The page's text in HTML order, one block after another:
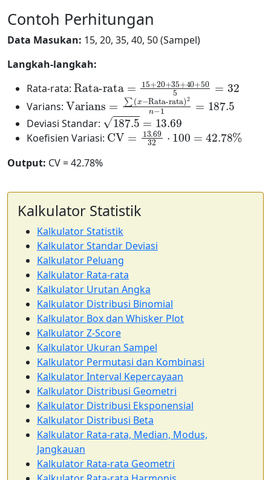
Contoh Perhitungan
Data Masukan: 15, 20, 35, 40, 50 (Sampel)
Langkah-langkah:
Rata-rata:
Rata-rata +35+40+ 505=
Varians:
Varians=∑(x−
Rata-rata)2 n−1=187.5
Deviasi Standar:
187.5=13.69
Koefisien Variasi:
CV=13.6932⋅100 %
Output: CV = 42.78%
Kalkulator Statistik
Kalkulator Statistik
Kalkulator Standar Deviasi
Kalkulator Peluang
Kalkulator Rata-rata
Kalkulator Urutan Angka
Kalkulator Distribusi Binomial
Kalkulator Box dan Whisker Plot
Kalkulator Z-Score
Kalkulator Ukuran Sampel
Kalkulator Permutasi dan Kombinasi
Kalkulator Interval Kepercayaan
Kalkulator Distribusi Geometri
Kalkulator Distribusi Eksponensial
Kalkulator Distribusi Beta
Kalkulator Rata-rata, Median, Modus,
Jangkauan
Kalkulator Rata-rata Geometri